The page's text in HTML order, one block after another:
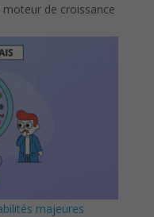
moteur de croissance
majeures